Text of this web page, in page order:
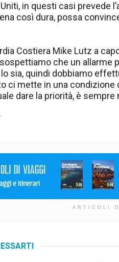
in questi casi prevede
così dura, possa
Costiera Mike Lutz a
che un allarme
sia, quindi dobbiamo
ci mette in una
dare la priorità, è sempre
ARTICOLI